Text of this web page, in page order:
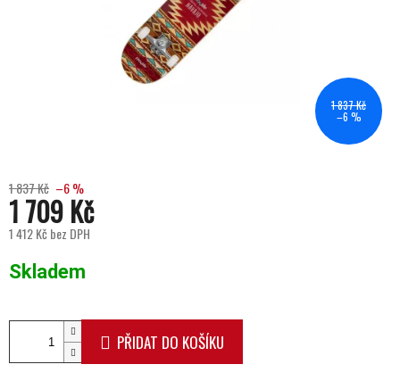
1 837 Kč
–6 %
1 837 Kč –6 %
1 709 Kč
1 412 Kč bez DPH
Skladem
PŘIDAT DO KOŠÍKU